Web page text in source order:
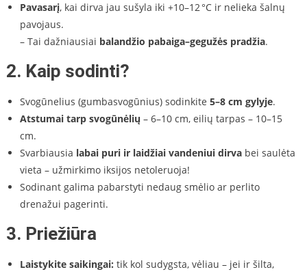
Pavasarį, kai dirva jau sušyla iki +10–12 °C ir nelieka šalnų
pavojaus.
– Tai dažniausiai balandžio pabaiga–gegužės pradžia.
2. Kaip sodinti?
Svogūnelius (gumbasvogūnius) sodinkite 5–8 cm gylyje.
Atstumai tarp svogūnėlių – 6–10 cm, eilių tarpas – 10–15
cm.
Svarbiausia labai puri ir laidžiai vandeniui dirvabei saulėta
vieta – užmirkimo iksijos netoleruoja!
Sodinant galima pabarstyti nedaug smėlio ar perlito
drenažui pagerinti.
3. Priežiūra
Laistykite saikingai: tik kol sudygsta, vėliau – jei ir šilta,